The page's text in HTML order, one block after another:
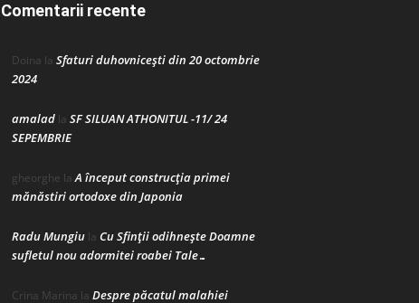
Comentarii recente
Doina la Sfaturi duhovnicești din 20 octombrie
2024
amalad la SF SILUAN ATHONITUL -11/ 24
SEPEMBRIE
gheorghe laA început construcţia primei
mănăstiri ortodoxe din Japonia
Radu Mungiu la Cu Sfinții odihnește Doamne
sufletul nou adormitei roabei Tale…
Crina Marina la Despre păcatul malahiei